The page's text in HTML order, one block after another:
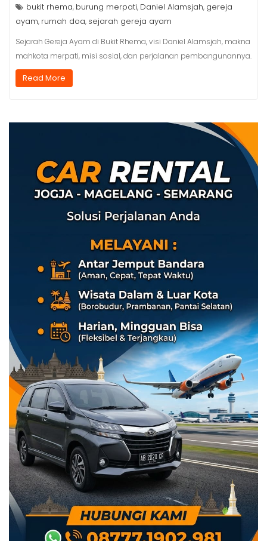
bukit rhema, burung merpati, Daniel Alamsjah, gereja
ayam, rumah doa, sejarah gereja ayam
Sejarah Gereja Ayam di Bukit Rhema, visi Daniel Alamsjah, makna
mahkota merpati, misi sosial, dan perjalanan pembangunannya.
Read More